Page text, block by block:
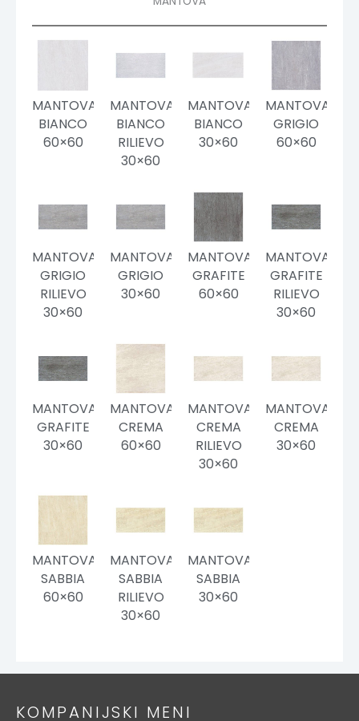
MANTOVA
BIANCO
60×60
MANTOVA
BIANCO
RILIEVO
30×60
MANTOVA
BIANCO
30×60
MANTOVA
GRIGIO
60×60
MANTOVA
GRIGIO
RILIEVO
30×60
MANTOVA
GRIGIO
30×60
MANTOVA
GRAFITE
60×60
MANTOVA
GRAFITE
RILIEVO
30×60
MANTOVA
GRAFITE
30×60
MANTOVA
CREMA
60×60
MANTOVA
CREMA
RILIEVO
30×60
MANTOVA
CREMA
30×60
MANTOVA
SABBIA
60×60
MANTOVA
SABBIA
RILIEVO
30×60
MANTOVA
SABBIA
30×60
KOMPANIJSKI MENI